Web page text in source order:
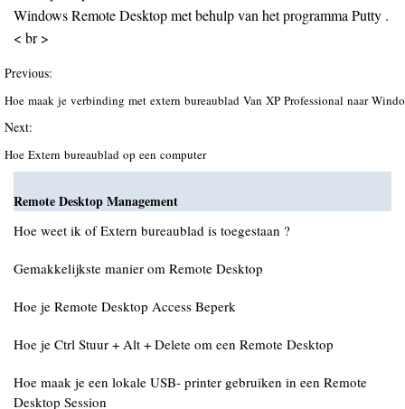
Windows Remote Desktop met behulp van het programma Putty .
< br >
Previous:
Hoe maak je verbinding met extern bureaublad Van XP Professional naar
Next:
Hoe Extern bureaublad op een computer
Remote Desktop Management
Hoe weet ik of Extern bureaublad is toegestaan ​​?
Gemakkelijkste manier om Remote Desktop
Hoe je Remote Desktop Access Beperk
Hoe je Ctrl Stuur + Alt + Delete om een Remote Desktop
Hoe maak je een lokale USB- printer gebruiken in een Remote
Desktop Session